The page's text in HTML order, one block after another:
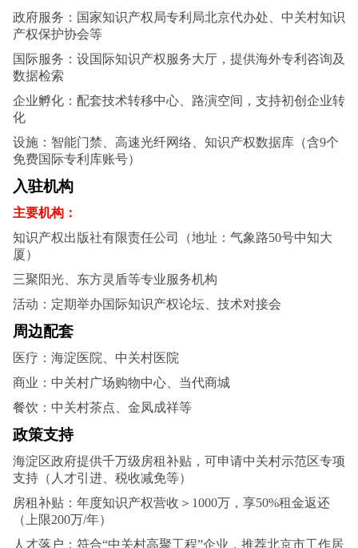
政府服务‌：国家知识产权局专利局北京代办处、中关村知识
产权保护协会等
国际服务‌：设国际知识产权服务大厅，提供海外专利咨询及
数据检索
企业孵化‌：配套技术转移中心、路演空间，支持初创企业转
化
设施‌：智能门禁、高速光纤网络、知识产权数据库（含9个
免费国际专利库账号）
入驻机构‌
主要机构‌：
知识产权出版社有限责任公司（地址：气象路50号中知大
厦）
三聚阳光、东方灵盾等专业服务机构
活动‌：定期举办国际知识产权论坛、技术对接会
周边配套‌
医疗‌：海淀医院、中关村医院
商业‌：中关村广场购物中心、当代商城
餐饮‌：中关村茶点、金凤成祥等
政策支持‌
海淀区政府提供千万级房租补贴，可申请中关村示范区专项
支持（人才引进、税收减免等）
‌房租补贴‌：年度知识产权营收＞1000万，享50%租金返还
（上限200万/年）
‌人才落户‌：符合“中关村高聚工程”企业，推荐北京市工作居